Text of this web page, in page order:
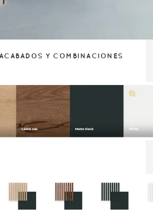
Y COMBINACIONES